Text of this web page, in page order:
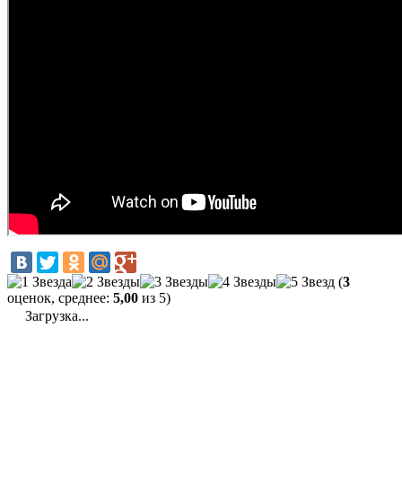
(3
оценок, среднее: 5,00 из 5)
Загрузка...